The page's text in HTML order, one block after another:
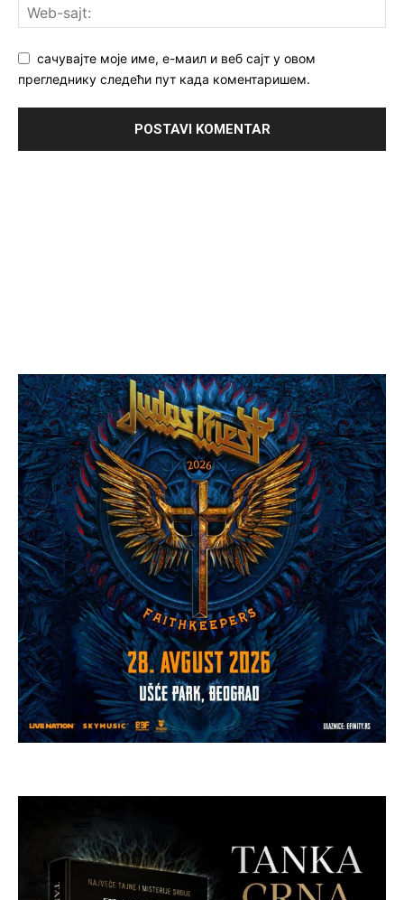
сачувајте моје име, е-маил и веб сајт у овом
прегледнику следећи пут када коментаришем.